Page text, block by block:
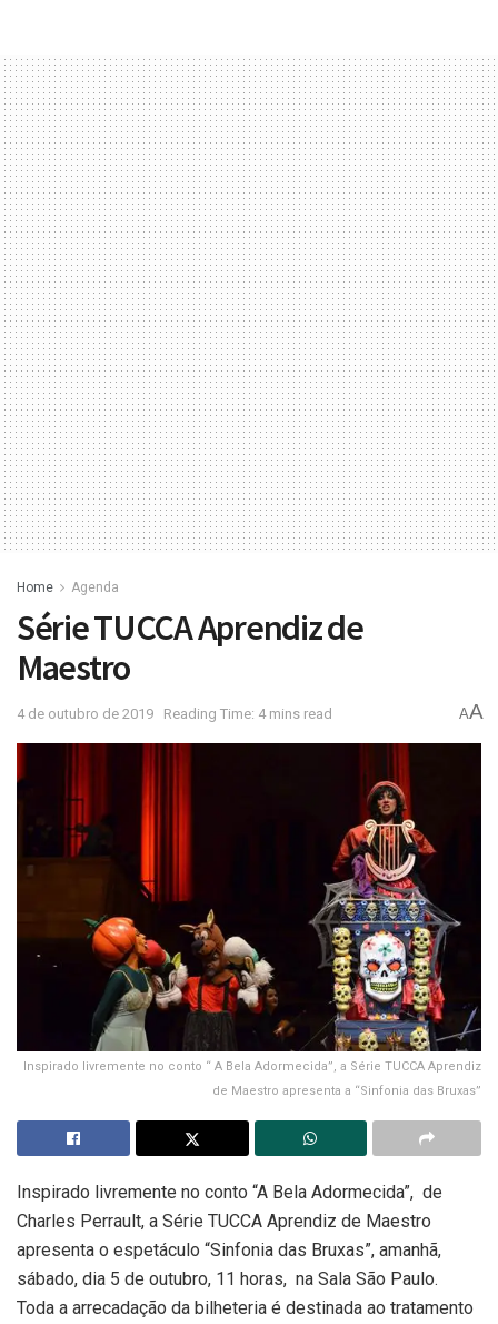
Home Agenda
Série TUCCA Aprendiz de
Maestro
4 de outubro de 2019 Reading Time: 4 mins read AA
Inspirado livremente no conto “ A Bela Adormecida”, a Série TUCCA Aprendiz
de Maestro apresenta a “Sinfonia das Bruxas”
Inspirado livremente no conto “A Bela Adormecida”, de
Charles Perrault, a Série TUCCA Aprendiz de Maestro
apresenta o espetáculo “Sinfonia das Bruxas”, amanhã,
sábado, dia 5 de outubro, 11 horas, na Sala São Paulo.
Toda a arrecadação da bilheteria é destinada ao tratamento